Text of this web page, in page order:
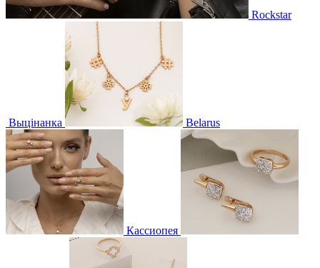
Rockstar
Выцінанка Belarus
Кассиопея